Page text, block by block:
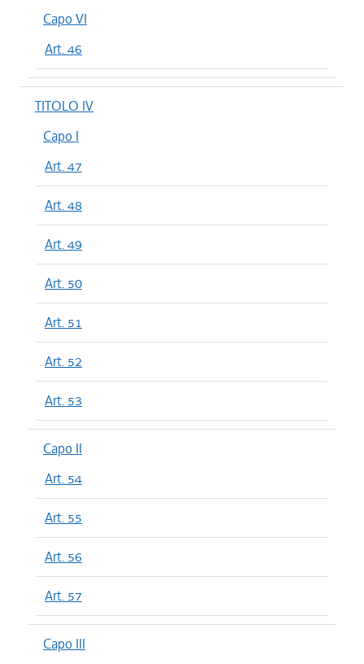
Capo VI
Art. 46
TITOLO IV
Capo I
Art. 47
Art. 48
Art. 49
Art. 50
Art. 51
Art. 52
Art. 53
Capo II
Art. 54
Art. 55
Art. 56
Art. 57
Capo III